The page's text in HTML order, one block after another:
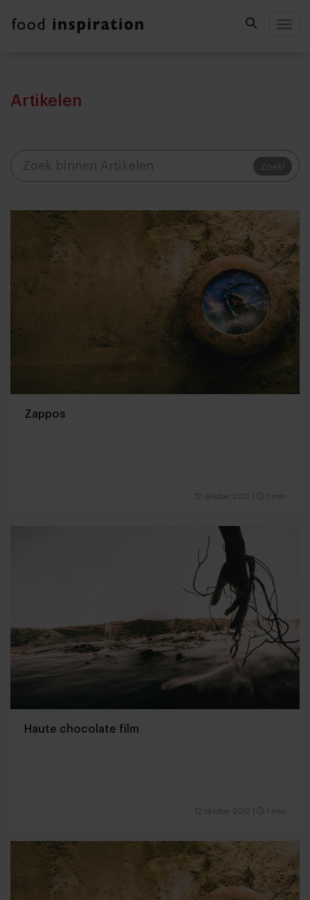
Artikelen
Zoek!
Zappos
12 oktober 2012 1 min
Haute chocolate film
12 oktober 2012 1 min